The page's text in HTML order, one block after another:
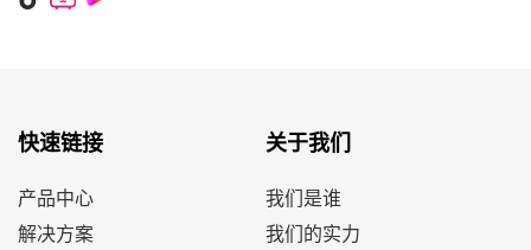
快速链接
产品中心
解决方案
关于我们
我们是谁
我们的实力